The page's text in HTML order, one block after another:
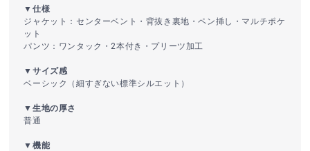
▼仕様
ジャケット：センターベント・背抜き裏地・ペン挿し・マルチポケ
ット
パンツ：ワンタック・2本付き・プリーツ加工
▼サイズ感
ベーシック（細すぎない標準シルエット）
▼生地の厚さ
普通
▼機能